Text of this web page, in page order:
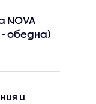
NOVA
обедна)
и